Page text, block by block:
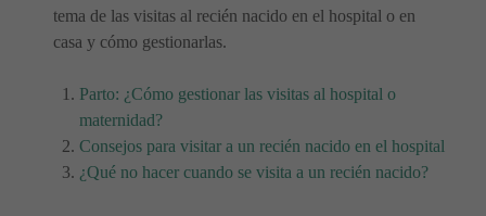
tema de las visitas al recién nacido en el hospital o en
casa y cómo gestionarlas.
Parto: ¿Cómo gestionar las visitas al hospital o
maternidad?
Consejos para visitar a un recién nacido en el hospital
¿Qué no hacer cuando se visita a un recién nacido?